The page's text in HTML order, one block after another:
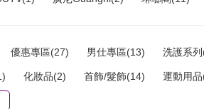
優惠專區(27) 男仕專區(13) 洗護系
化妝品(2) 首飾/髮飾(14) 運動用